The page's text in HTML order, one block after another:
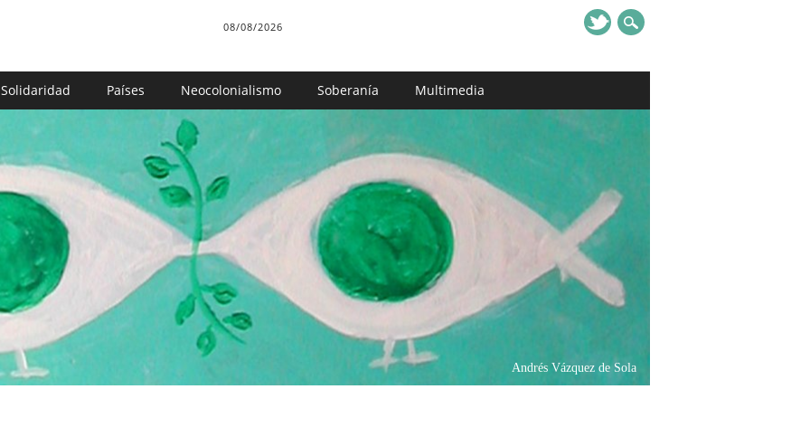
08/08/2026
Solidaridad Países Neocolonialismo Soberanía Multimedia
Andrés Vázquez de Sola